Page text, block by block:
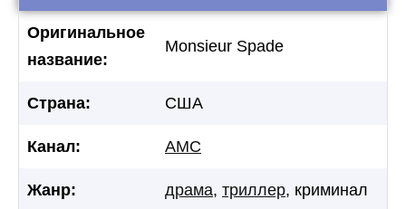
Оригинальное
название:
Monsieur Spade
Страна: США
Канал: AMC
Жанр: драма, триллер, криминал